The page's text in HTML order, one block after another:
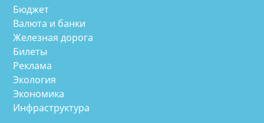
Бюджет
Валюта и банки
Железная дорога
Билеты
Реклама
Экология
Экономика
Инфраструктура